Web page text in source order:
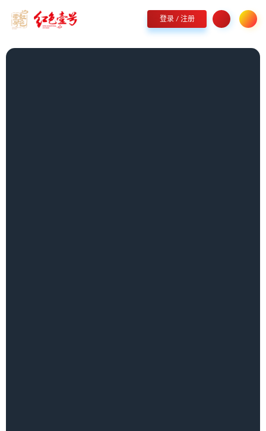
欢迎您光临红色壹号线上商城，品红色壹号，展家国情怀！ 立即加入我们
登录 / 注册